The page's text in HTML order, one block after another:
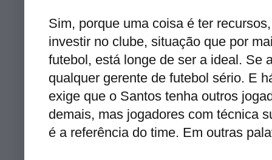
Sim, porque uma coisa é ter
investir no clube, situação que por
futebol, está longe de ser a ideal. Se
qualquer gerente de futebol sério. E
exige que o Santos tenha outros
demais, mas jogadores com técnica
é a referência do time. Em outras